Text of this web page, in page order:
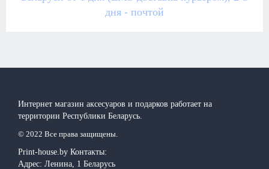
дня - почтой
Интернет магазин аксесуаров и подарков работает на
территории Реcпублики Беларусь.
© 2022 Все права защищены.
Print-house.by Контакты:
Адрес: Ленина, 1 Беларусь